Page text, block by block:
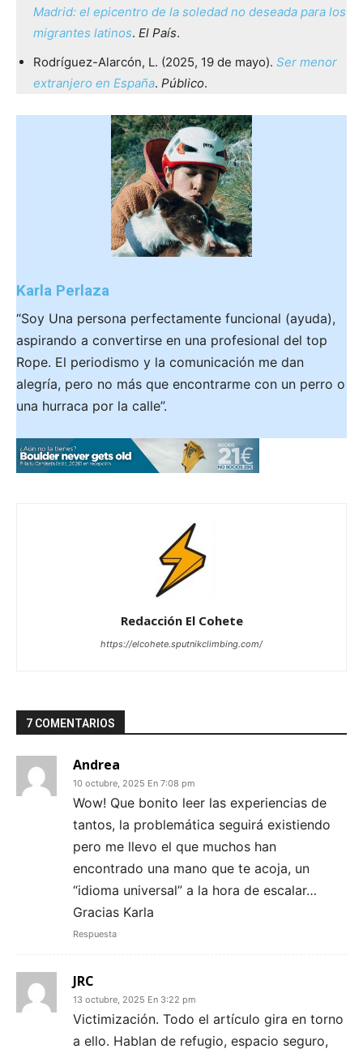
Madrid: el epicentro de la soledad no deseada para los
migrantes latinos. El País.
Rodríguez-Alarcón, L. (2025, 19 de mayo). Ser menor
extranjero en España. Público.
Karla Perlaza
“Soy Una persona perfectamente funcional (ayuda),
aspirando a convertirse en una profesional del top
Rope. El periodismo y la comunicación me dan
alegría, pero no más que encontrarme con un perro o
una hurraca por la calle”.
Redacción El Cohete
https://elcohete.sputnikclimbing.com/
7 COMENTARIOS
Andrea
10 octubre, 2025 En 7:08 pm
Wow! Que bonito leer las experiencias de
tantos, la problemática seguirá existiendo
pero me llevo el que muchos han
encontrado una mano que te acoja, un
“idioma universal” a la hora de escalar…
Gracias Karla
Respuesta
JRC
13 octubre, 2025 En 3:22 pm
Victimización. Todo el artículo gira en torno
a ello. Hablan de refugio, espacio seguro,